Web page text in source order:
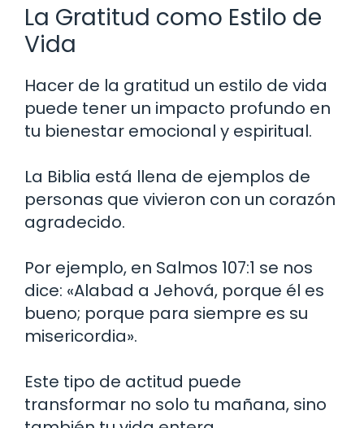
La Gratitud como Estilo de
Vida
Hacer de la gratitud un estilo de vida
puede tener un impacto profundo en
tu bienestar emocional y espiritual.
La Biblia está llena de ejemplos de
personas que vivieron con un corazón
agradecido.
Por ejemplo, en Salmos 107:1 se nos
dice: «Alabad a Jehová, porque él es
bueno; porque para siempre es su
misericordia».
Este tipo de actitud puede
transformar no solo tu mañana, sino